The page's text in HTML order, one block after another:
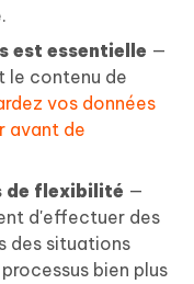
est essentielle —
le contenu de
vos données
avant de
de flexibilité —
d'effectuer des
des situations
bien plus